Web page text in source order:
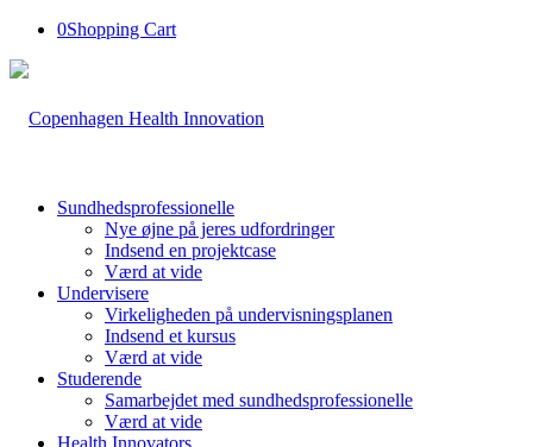
0Shopping Cart
Sundhedsprofessionelle
Nye øjne på jeres udfordringer
Indsend en projektcase
Værd at vide
Undervisere
Virkeligheden på undervisningsplanen
Indsend et kursus
Værd at vide
Studerende
Samarbejdet med sundhedsprofessionelle
Værd at vide
Health Innovators